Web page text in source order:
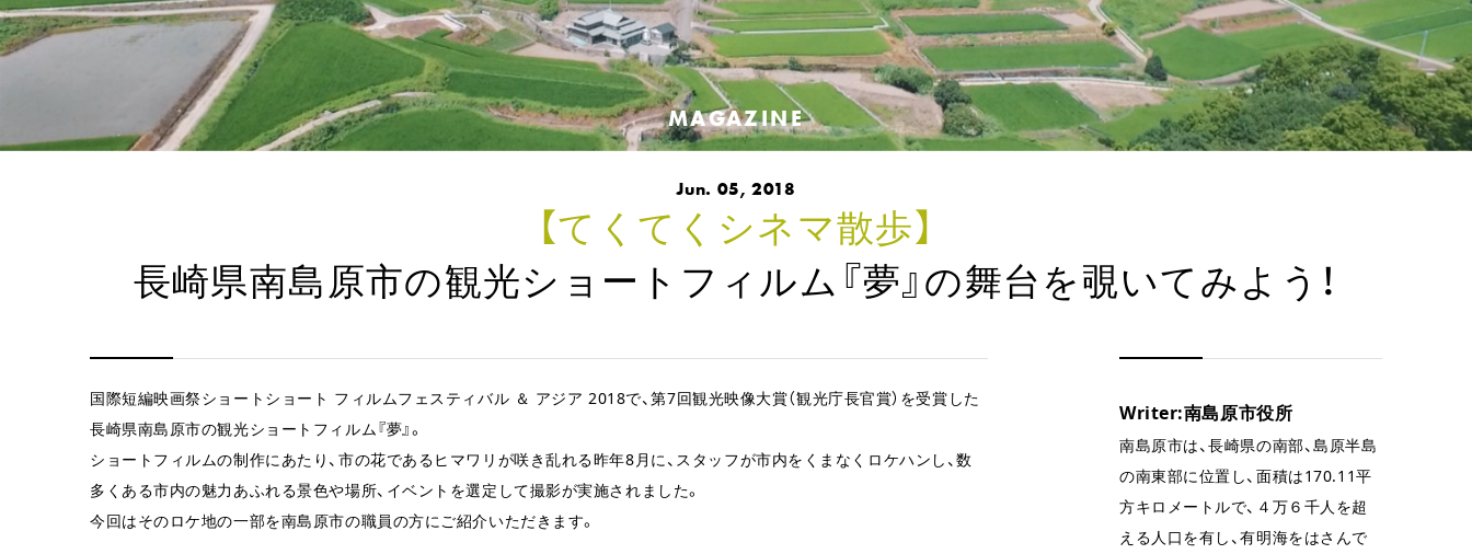
MAGAZINE
Jun. 05, 2018
【てくてくシネマ散歩】
長崎県南島原市の観光ショートフィルム『夢』の舞台を覗いてみよう！
国際短編映画祭ショートショート フィルムフェスティバル ＆ アジア 2018で、第7回観光映像大賞（観光庁長官賞）を受賞した
長崎県南島原市の観光ショートフィルム『夢』。
ショートフィルムの制作にあたり、市の花であるヒマワリが咲き乱れる昨年8月に、スタッフが市内をくまなくロケハンし、数
多くある市内の魅力あふれる景色や場所、イベントを選定して撮影が実施されました。
今回はそのロケ地の一部を南島原市の職員の方にご紹介いただきます。
Writer:南島原市役所
南島原市は、長崎県の南部、島原半島
の南東部に位置し、面積は170.11平
方キロメートルで、４万６千人を超
える人口を有し、有明海をはさんで